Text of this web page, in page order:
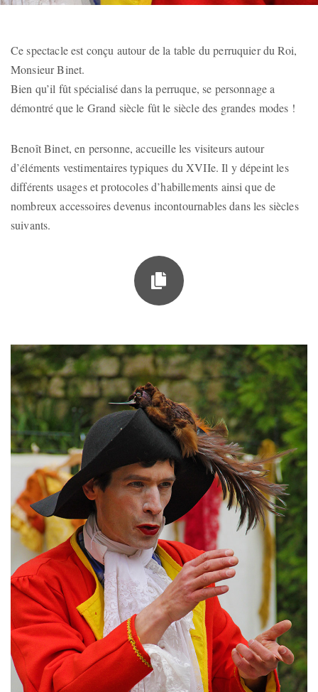
Ce spectacle est conçu autour de la table du perruquier du Roi,
Monsieur Binet.
Bien qu’il fût spécialisé dans la perruque, se personnage a
démontré que le Grand siècle fût le siècle des grandes modes !
Benoît Binet, en personne,accueille les visiteurs autour
d’éléments vestimentaires typiques du XVIIe. Il y dépeint les
différents usages et protocoles d’habillements ainsi que de
nombreux accessoires devenus incontournables dans les siècles
suivants.